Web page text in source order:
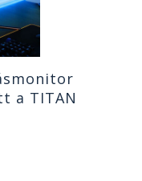
a TITAN